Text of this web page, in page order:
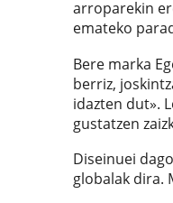
arroparekin
emateko
Bere marka
berriz,
idazten dut».
gustatzen
Diseinuei
globalak dira.